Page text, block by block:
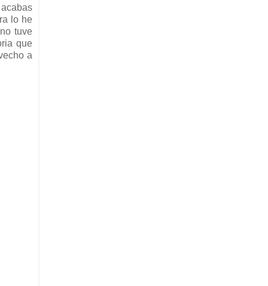
lo he
tuve
que
a